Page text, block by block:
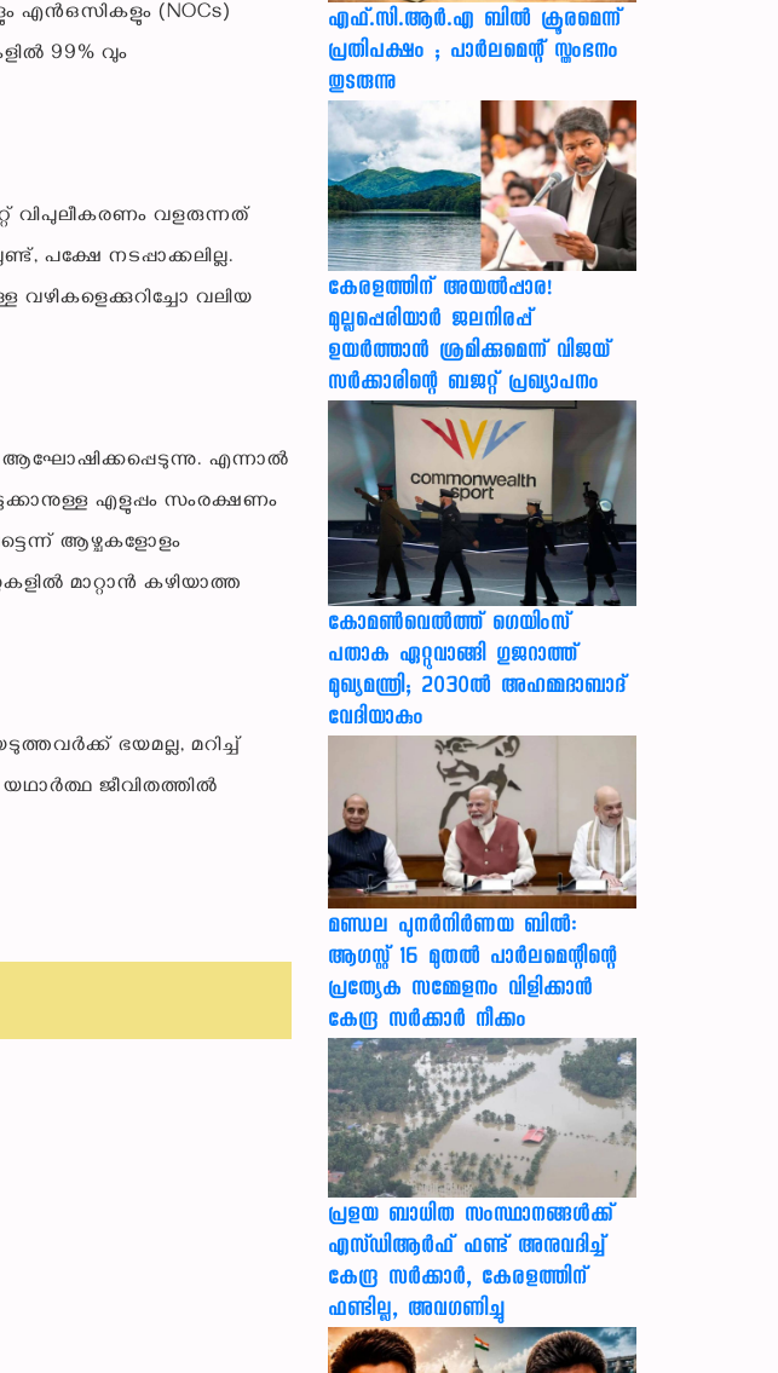
എൻഒസികളും (NOCs)
99% വും
വിപുലീകരണം വളരുന്നത്
പക്ഷേ നടപ്പാക്കലില്ല.
വലിയ
ആഘോഷിക്കപ്പെടുന്നു. എന്നാൽ
എളുപ്പം സംരക്ഷണം
ആഴ്ചകളോളം
മാറ്റാൻ കഴിയാത്ത
ഭയമല്ല, മറിച്ച്
ജീവിതത്തിൽ
എഫ്.സി.ആർ.എ ബിൽ ക്രൂരമെന്ന്
പ്രതിപക്ഷം ; പാർലമെന്റ് സ്തംഭനം
തുടരുന്നു
കേരളത്തിന് അ‌യൽപ്പാര!
മുല്ലപ്പെരിയാർ ജലനിരപ്പ്
ഉയർത്താൻ ശ്രമിക്കുമെന്ന് വിജയ്
സർക്കാരിന്റെ ബജറ്റ് പ്രഖ്യാപനം
കോമൺവെൽത്ത് ഗെയിംസ്
പതാക ഏറ്റുവാങ്ങി ഗുജറാത്ത്
മുഖ്യമന്ത്രി; 2030ൽ അഹമ്മദാബാദ്
വേദിയാകും
മണ്ഡല പുനർനിർണയ ബിൽ:
ആഗസ്റ്റ് 16 മുതൽ പാർലമെന്റിന്റെ
പ്രത്യേക സമ്മേളനം വിളിക്കാൻ
കേന്ദ്ര സർക്കാർ നീക്കം
പ്രളയ ബാധിത സംസ്ഥാനങ്ങൾക്ക്
എസ്ഡിആർഫ് ഫണ്ട് അനുവദിച്ച്
കേന്ദ്ര സര്‍ക്കാര്‍, കേരളത്തിന്
ഫണ്ടില്ല, അവഗണിച്ചു